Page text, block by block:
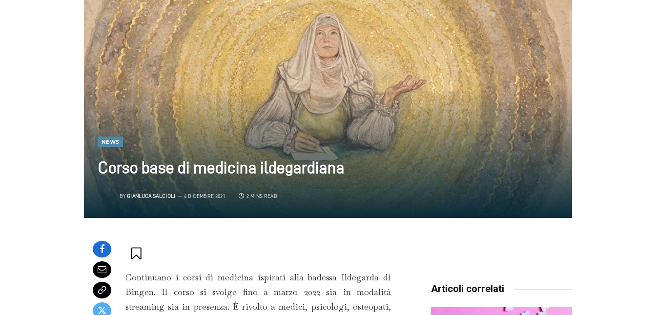
NEWS
Corso base di medicina ildegardiana
BY GIANLUCA SALCIOLI 4 DICEMBRE 2021 2 MINS READ
Continuano i corsi di medicina ispirati alla badessa Ildegarda di
Bingen. Il corso si svolge fino a marzo 2022 sia in modalità
streaming sia in presenza. È rivolto a medici, psicologi, osteopati,
Articoli correlati